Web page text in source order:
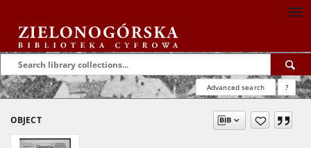
Advanced search ?
OBJECT